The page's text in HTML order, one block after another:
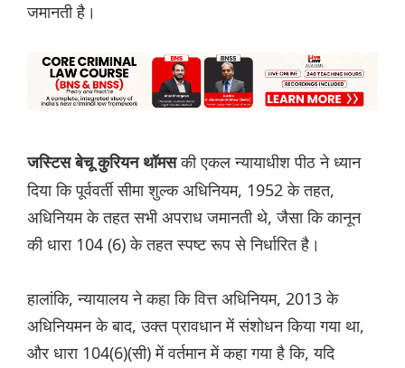
जमानती है।
जस्टिस बेचू कुरियन थॉमसकी एकल न्यायाधीश पीठ ने ध्यान
दिया कि पूर्ववर्ती सीमा शुल्क अधिनियम, 1952 के तहत,
अधिनियम के तहत सभी अपराध जमानती थे, जैसा कि कानून
की धारा 104 (6) के तहत स्पष्ट रूप से निर्धारित है।
हालांकि, न्यायालय ने कहा कि वित्त अधिनियम, 2013 के
अधिनियमन के बाद, उक्त प्रावधान में संशोधन किया गया था,
और धारा 104(6)(सी) में वर्तमान में कहा गया है कि, यदि